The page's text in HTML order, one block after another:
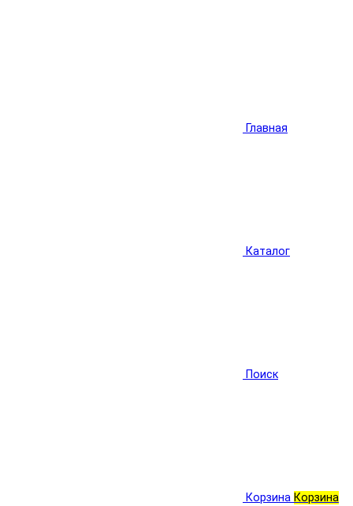
Главная
Каталог
Поиск
Корзина Корзина